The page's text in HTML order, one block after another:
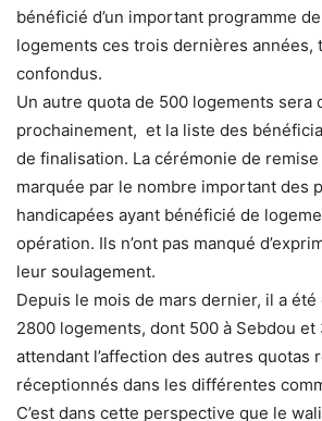
bénéficié d’un important programme
logements ces trois dernières années,
confondus.
Un autre quota de 500 logements sera
prochainement, et la liste des
de finalisation. La cérémonie de
marquée par le nombre important des
handicapées ayant bénéficié de
opération. Ils n’ont pas manqué
leur soulagement.
Depuis le mois de mars dernier, il a
2800 logements, dont 500 à Sebdou et
attendant l’affection des autres quotas
réceptionnés dans les différentes
C’est dans cette perspective que le